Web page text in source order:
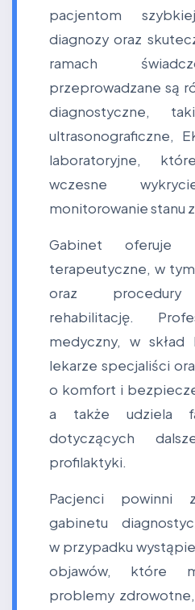
pacjentom
diagnozy oraz
ramach
przeprowadzane są
diagnostyczne,
ultrasonograficzne,
laboratoryjne,
wczesne
monitorowanie stanu
Gabinet oferuje
terapeutyczne, w
oraz procedury
rehabilitację.
medyczny, w
lekarze specjaliści
o komfort i
a także udziela
dotyczących
profilaktyki.
Pacjenci powinni
gabinetu
w przypadku
objawów, które
problemy